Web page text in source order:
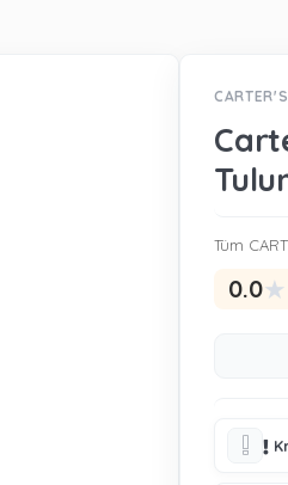
CARTER'S
Tüm
0.0★